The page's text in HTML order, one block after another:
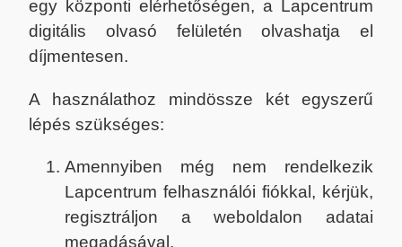
egy központi elérhetőségen, a Lapcentrum
digitális olvasó felületén olvashatja el
díjmentesen.
A használathoz mindössze két egyszerű
lépés szükséges:
Amennyiben még nem rendelkezik
Lapcentrum felhasználói fiókkal, kérjük,
regisztráljon a weboldalon adatai
megadásával.